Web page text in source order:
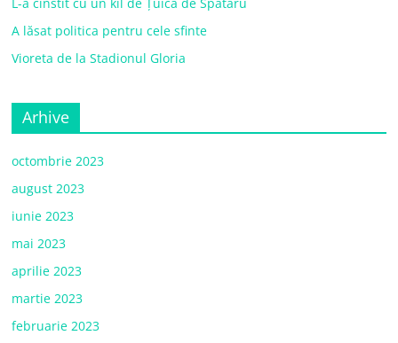
L-a cinstit cu un kil de Țuică de Spătaru
A lăsat politica pentru cele sfinte
Vioreta de la Stadionul Gloria
Arhive
octombrie 2023
august 2023
iunie 2023
mai 2023
aprilie 2023
martie 2023
februarie 2023